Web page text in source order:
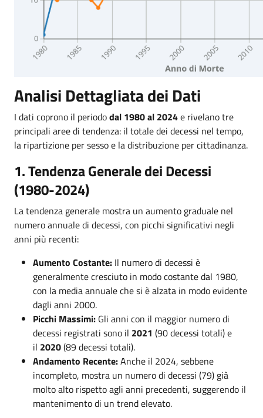
Analisi Dettagliata dei Dati
I dati coprono il periododal 1980 al 2024e rivelano tre
principali aree di tendenza: il totale dei decessi nel tempo,
la ripartizione per sesso e la distribuzione per cittadinanza.
1. Tendenza Generale dei Decessi
(1980-2024)
La tendenza generale mostra un aumento graduale nel
numero annuale di decessi, con picchi significativi negli
anni più recenti:
Aumento Costante: Il numero di decessi è
generalmente cresciuto in modo costante dal 1980,
con la media annuale che si è alzata in modo evidente
dagli anni 2000.
Picchi Massimi: Gli anni con il maggior numero di
decessi registrati sono il 2021 (90 decessi totali) e
il 2020(89 decessi totali).
Andamento Recente:Anche il 2024, sebbene
incompleto, mostra un numero di decessi (79) già
molto alto rispetto agli anni precedenti, suggerendo il
mantenimento di un trend elevato.